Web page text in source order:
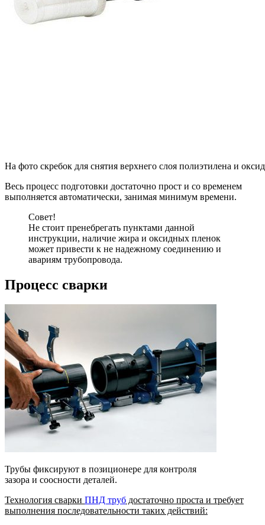
На фото скребок для снятия верхнего слоя полиэтилена и
Весь процесс подготовки достаточно прост и со временем
выполняется автоматически, занимая минимум времени.
Совет!
Не стоит пренебрегать пунктами данной
инструкции, наличие жира и оксидных пленок
может привести к не надежному соединению и
авариям трубопровода.
Процесс сварки
Трубы фиксируют в позиционере для контроля
зазора и соосности деталей.
Технология сварки ПНД труб достаточно проста и требует
выполнения последовательности таких действий: